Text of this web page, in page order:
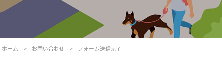
ホーム > お問い合わせ > フォーム送信完了